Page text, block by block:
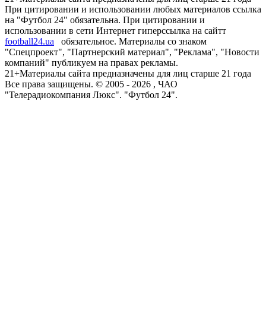
При цитировании и использовании любых материалов ссылка
на "Футбол 24" обязательна. При цитировании и
использовании в сети Интернет гиперссылка на сайтт
football24.ua
обязательное. Материалы со знаком
"Спецпроект", "Партнерский материал", "Реклама", "Новости
компаний" публикуем на правах рекламы.
21+Материалы сайта предназначены для лиц старше 21 года
Все права защищены. © 2005 - 2026 , ЧАО
"Телерадиокомпания Люкс". "Футбол 24".